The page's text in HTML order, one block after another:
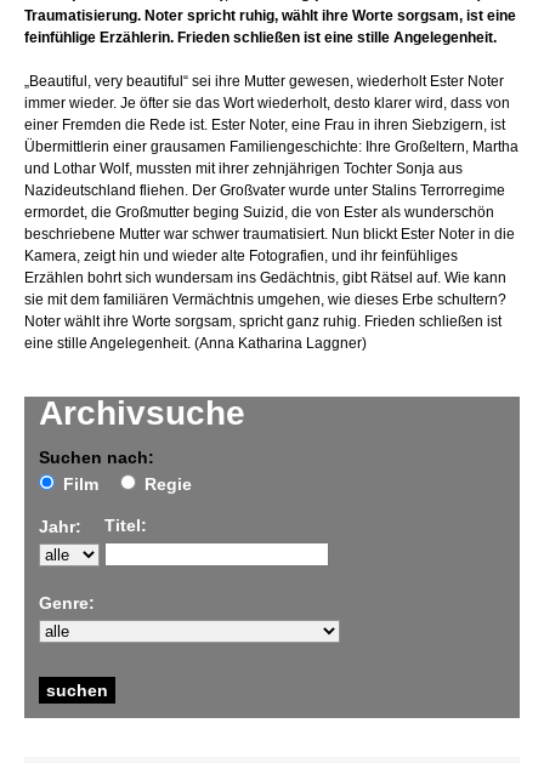
Archivsuche
Suchen nach:
Film
Regie
Jahr: Titel:
Genre:
Traumatisierung. Noter spricht ruhig, wählt ihre Worte sorgsam, ist eine
feinfühlige Erzählerin. Frieden schließen ist eine stille Angelegenheit.
„Beautiful, very beautiful“ sei ihre Mutter gewesen, wiederholt Ester Noter
immer wieder. Je öfter sie das Wort wiederholt, desto klarer wird, dass von
einer Fremden die Rede ist. Ester Noter, eine Frau in ihren Siebzigern, ist
Übermittlerin einer grausamen Familiengeschichte: Ihre Großeltern, Martha
und Lothar Wolf, mussten mit ihrer zehnjährigen Tochter Sonja aus
Nazideutschland fliehen. Der Großvater wurde unter Stalins Terrorregime
ermordet, die Großmutter beging Suizid, die von Ester als wunderschön
beschriebene Mutter war schwer traumatisiert. Nun blickt Ester Noter in die
Kamera, zeigt hin und wieder alte Fotografien, und ihr feinfühliges
Erzählen bohrt sich wundersam ins Gedächtnis, gibt Rätsel auf. Wie kann
sie mit dem familiären Vermächtnis umgehen, wie dieses Erbe schultern?
Noter wählt ihre Worte sorgsam, spricht ganz ruhig. Frieden schließen ist
eine stille Angelegenheit. (Anna Katharina Laggner)